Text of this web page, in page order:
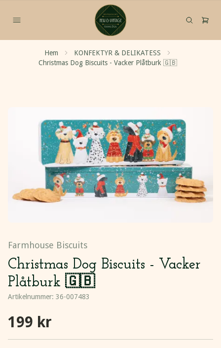
Hem
KONFEKTYR & DELIKATESS
Christmas Dog Biscuits - Vacker Plåtburk 🇬🇧
Farmhouse Biscuits
Christmas Dog Biscuits - Vacker
Plåtburk 🇬🇧
Artikelnummer: 36-007483
199 kr